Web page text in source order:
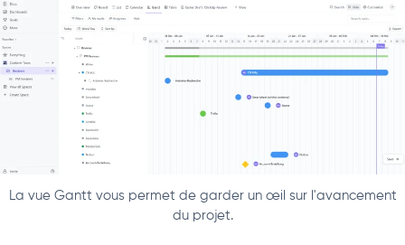
La vue Gantt vous permet de garder un œil sur l'avancement
du projet.